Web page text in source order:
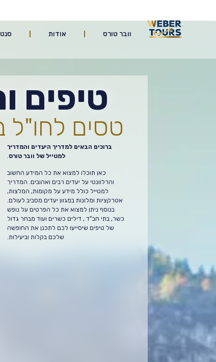
וובר טורס אודות סנט
טיפים
טסים לחו"ל
ברוכים הבאים למדריך היעדים והמדריך
למטייל של וובר טורס.
כאן תוכלו למצוא את כל המידע החשוב
והרלוונטי על יעדים רבים ואהובים. המדריך
למטייל כולל מידע על מקומות, המלצות,
אטרקציות ומלונות במגוון יעדים מסביב לעולם.
בנוסף ניתן למצוא את כל הפרטים על נופש
כשר, בתי חב"ד , דילים כשרים ועוד מבחר גדול
של טיפים שיסייעו לכם לתכנן את החופשה
שלכם בקלות וביעילות.